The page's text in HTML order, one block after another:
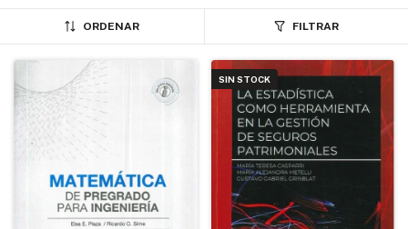
ORDENAR FILTRAR
SIN STOCK